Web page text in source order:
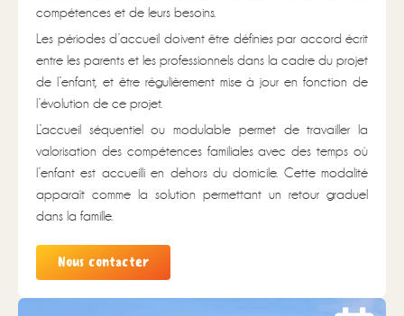
compétences et de leurs besoins.
Les périodes d’accueil doivent être définies par accord écrit
entre les parents et les professionnels dans la cadre du projet
de l’enfant, et être régulièrement mise à jour en fonction de
l’évolution de ce projet.
L’accueil séquentiel ou modulable permet de travailler la
valorisation des compétences familiales avec des temps où
l’enfant est accueilli en dehors du domicile. Cette modalité
apparaît comme la solution permettant un retour graduel
dans la famille.
Nous contacter